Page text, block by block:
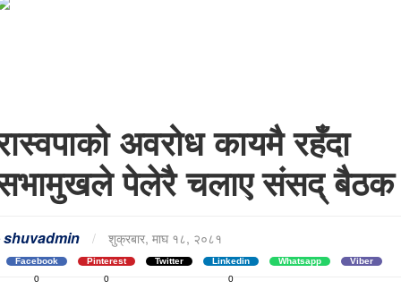
अवरोध कायमै रहँदा
पेलेरै चलाए संसद् बैठक
shuvadmin / शुक्रबार, माघ १८, २०८१
Facebook
0
Pinterest
0
Twitter
Linkedin
0
Whatsapp Viber